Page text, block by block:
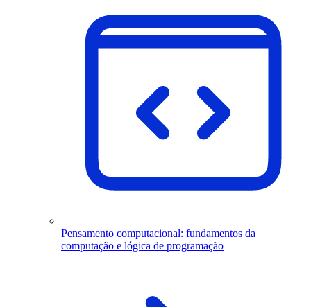
Pensamento computacional: fundamentos da
computação e lógica de programação